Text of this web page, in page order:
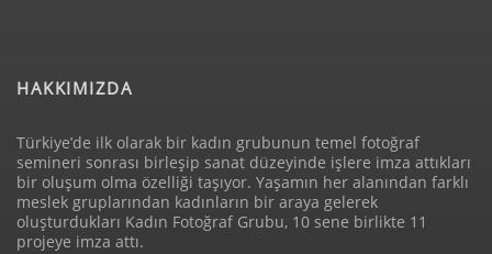
HAKKIMIZDA
Türkiye’de ilk olarak bir kadın grubunun temel fotoğraf
semineri sonrası birleşip sanat düzeyinde işlere imza attıkları
bir oluşum olma özelliği taşıyor. Yaşamın her alanından farklı
meslek gruplarından kadınların bir araya gelerek
oluşturdukları Kadın Fotoğraf Grubu, 10 sene birlikte 11
projeye imza attı.